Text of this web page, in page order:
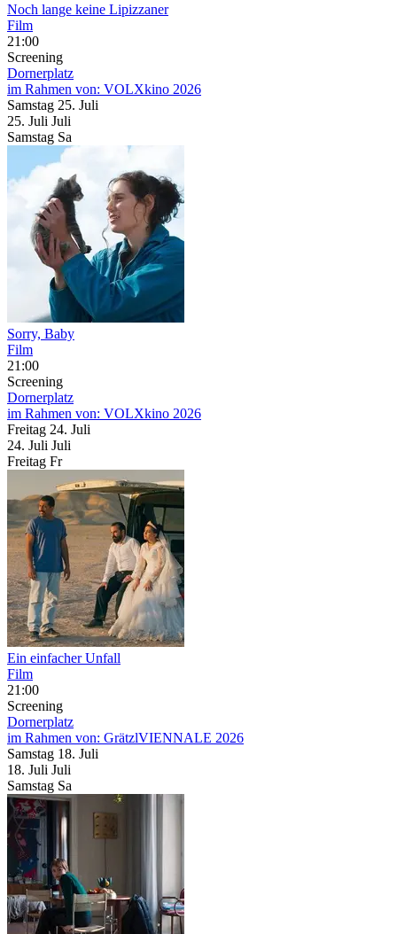
Noch lange keine Lipizzaner
Film
21:00
Screening
Dornerplatz
im Rahmen von: VOLXkino 2026
Samstag 25. Juli
25. Juli Juli
Samstag Sa
Sorry, Baby
Film
21:00
Screening
Dornerplatz
im Rahmen von: VOLXkino 2026
Freitag 24. Juli
24. Juli Juli
Freitag Fr
Ein einfacher Unfall
Film
21:00
Screening
Dornerplatz
im Rahmen von: GrätzlVIENNALE 2026
Samstag 18. Juli
18. Juli Juli
Samstag Sa